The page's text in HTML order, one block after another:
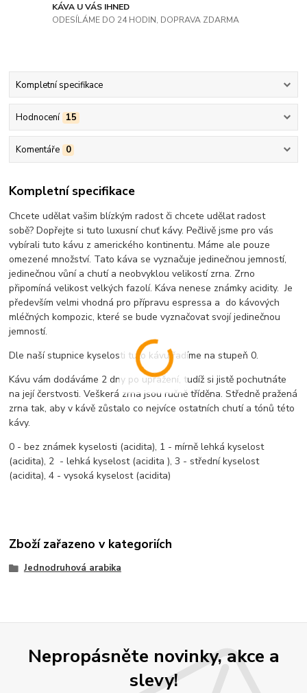
KÁVA U VÁS IHNED
ODESÍLÁME DO 24 HODIN, DOPRAVA ZDARMA
Kompletní specifikace
Hodnocení 15
Komentáře 0
Kompletní specifikace
Chcete udělat vašim blízkým radost či chcete udělat radost
sobě? Dopřejte si tuto luxusní chuť kávy. Pečlivě jsme pro vás
vybírali tuto kávu z amerického kontinentu. Máme ale pouze
omezené množství. Tato káva se vyznačuje jedinečnou jemností,
jedinečnou vůní a chutí a neobvyklou velikostí zrna. Zrno
připomíná velikost velkých fazolí. Káva nenese známky acidity. Je
především velmi vhodná pro přípravu espressa a do kávových
mléčných kompozic, které se bude vyznačovat svojí jedinečnou
jemností.
Dle naší stupnice kyselosti tuto kávu řadíme na stupeň 0.
Kávu vám dodáváme 2 dny po upražení, tudíž si jistě pochutnáte
na její čerstvosti. Veškerá zrna jsou ručně tříděna. Středně pražená
zrna tak, aby v kávě zůstalo co nejvíce ostatních chutí a tónů této
kávy.
0 - bez známek kyselosti (acidita), 1 - mírně lehká kyselost
(acidita), 2 - lehká kyselost (acidita ), 3 - střední kyselost
(acidita), 4 - vysoká kyselost (acidita)
Zboží zařazeno v kategoriích
Jednodruhová arabika
Nepropásněte novinky, akce a
slevy!